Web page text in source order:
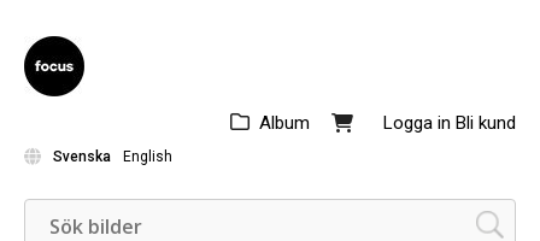
Logga in Bli kund
Album
Svenska English